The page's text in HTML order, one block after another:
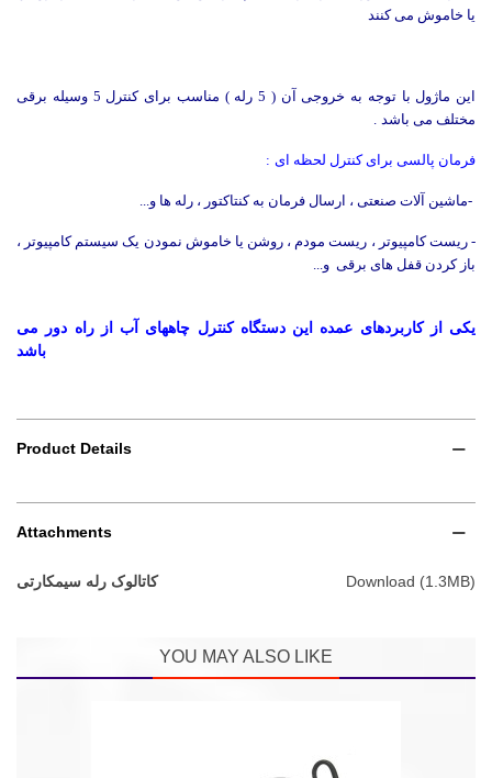
یا خاموش می کنند
این ماژول با توجه به خروجی آن ( 5 رله ) مناسب برای کنترل 5 وسیله برقی
مختلف می باشد .
فرمان پالسی برای کنترل لحظه ای :
-ماشین آلات صنعتی ، ارسال فرمان به کنتاکتور ، رله ها و...
- ریست کامپیوتر ، ریست مودم ، روشن یا خاموش نمودن یک سیستم کامپیوتر ،
باز کردن قفل های برقی و...
یکی از کاربردهای عمده این دستگاه کنترل چاههای آب از راه دور می
باشد
Product Details
Attachments
کاتالوک رله سیمکارتی Download (1.3MB)
YOU MAY ALSO LIKE